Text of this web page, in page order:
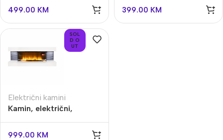
KIT-WE
499.00 KM 399.00 KM
SOL
D O
UT
Električni kamini
Kamin, električni,
daljinski upravljač
999.00 KM